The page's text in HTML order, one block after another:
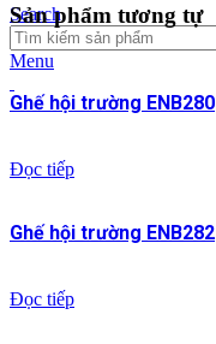
Search
Menu
Sản phẩm tương tự
Ghế hội trường ENB280
Đọc tiếp
Ghế hội trường ENB282
Đọc tiếp